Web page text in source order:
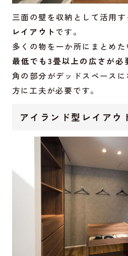
三面の壁を収納として活用
レイアウト です。
多くの物を一か所にまとめた
最低でも3畳以上の広さが必
角の部分がデッドスペース
方に工夫が必要です。
アイランド型レイアウ
詳し